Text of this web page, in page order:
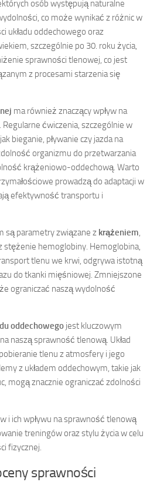
osób występują naturalne
co może wynikać z różnic w
układu oddechowego oraz
szczególnie po 30. roku życia,
sprawności tlenowej, co jest
z procesami starzenia się
ma również znaczący wpływ na
ćwiczenia, szczególnie w
bieganie, pływanie czy jazda na
organizmu do przetwarzania
krążeniowo-oddechową. Warto
prowadzą do adaptacji w
efektywność transportu i
są parametry związane z krążeniem
stężenie hemoglobiny. Hemoglobina,
tlenu we krwi, odgrywa istotną
do tkanki mięśniowej. Zmniejszone
ograniczać naszą wydolność
oddechowego jest kluczowym
naszą sprawność tlenową. Układ
tlenu z atmosfery i jego
z układem oddechowym, takie jak
mogą znacznie ograniczać zdolności
i ich wpływu na sprawność tlenową
treningów oraz stylu życia w celu
fizycznej.
sprawności